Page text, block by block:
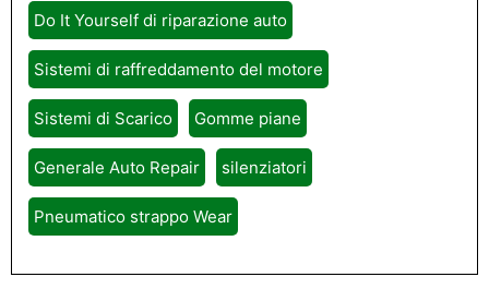
Do It Yourself di riparazione auto
Sistemi di raffreddamento del motore
Sistemi di Scarico Gomme piane
Generale Auto Repair silenziatori
Pneumatico strappo Wear